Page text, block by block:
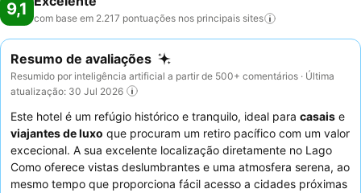
9,1 com base em 2.217 pontuações nos principais sites
Resumo de avaliações
Resumido por inteligência artificial a partir de 500+ comentários · Última
atualização: 30 Jul 2026
Este hotel é um refúgio histórico e tranquilo, ideal para casais e
viajantes de luxo que procuram um retiro pacífico com um valor
excecional. A sua excelente localização diretamente no Lago
Como oferece vistas deslumbrantes e uma atmosfera serena, ao
mesmo tempo que proporciona fácil acesso a cidades próximas